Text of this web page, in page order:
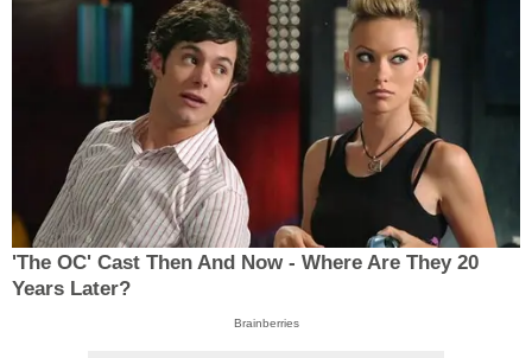
'The OC' Cast Then And Now - Where Are They 20
Years Later?
Brainberries